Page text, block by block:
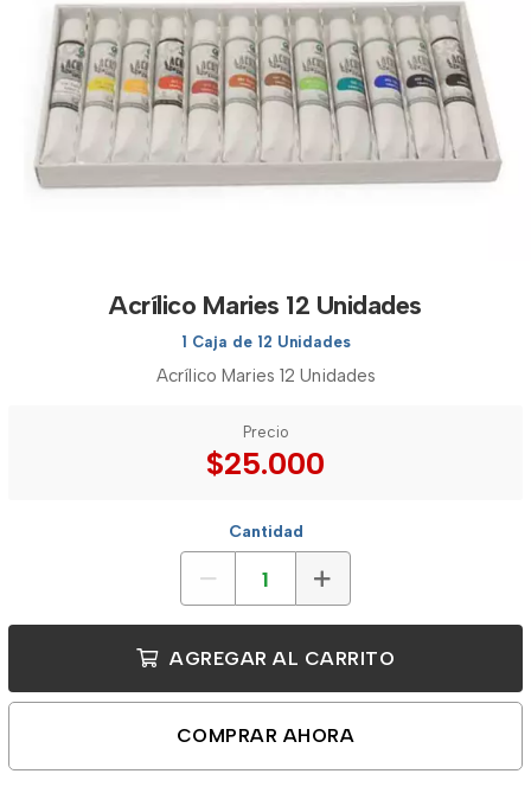
Acrílico Maries 12 Unidades
1 Caja de 12 Unidades
Acrílico Maries 12 Unidades
Precio
$25.000
Cantidad
AGREGAR AL CARRITO
COMPRAR AHORA